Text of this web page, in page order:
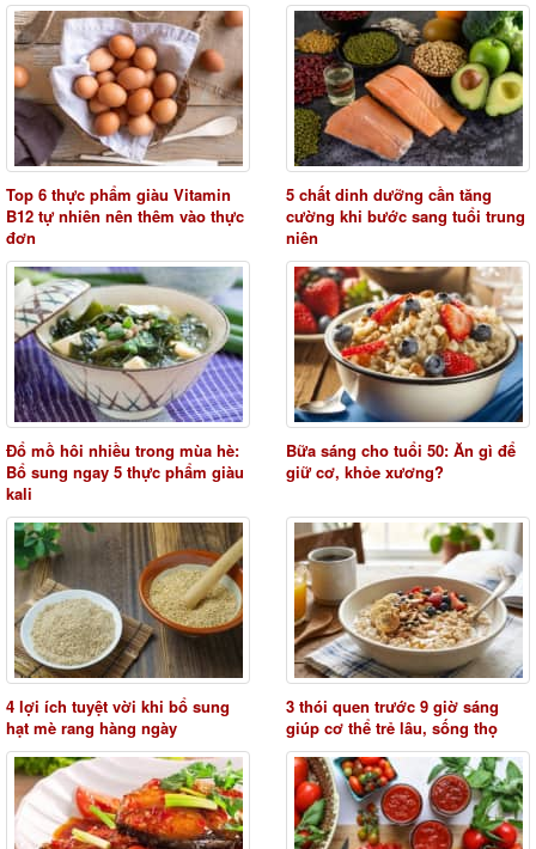
Top 6 thực phẩm giàu Vitamin
B12 tự nhiên nên thêm vào thực
đơn
5 chất dinh dưỡng cần tăng
cường khi bước sang tuổi trung
niên
Đổ mồ hôi nhiều trong mùa hè:
Bổ sung ngay 5 thực phẩm giàu
kali
Bữa sáng cho tuổi 50: Ăn gì để
giữ cơ, khỏe xương?
4 lợi ích tuyệt vời khi bổ sung
hạt mè rang hàng ngày
3 thói quen trước 9 giờ sáng
giúp cơ thể trẻ lâu, sống thọ